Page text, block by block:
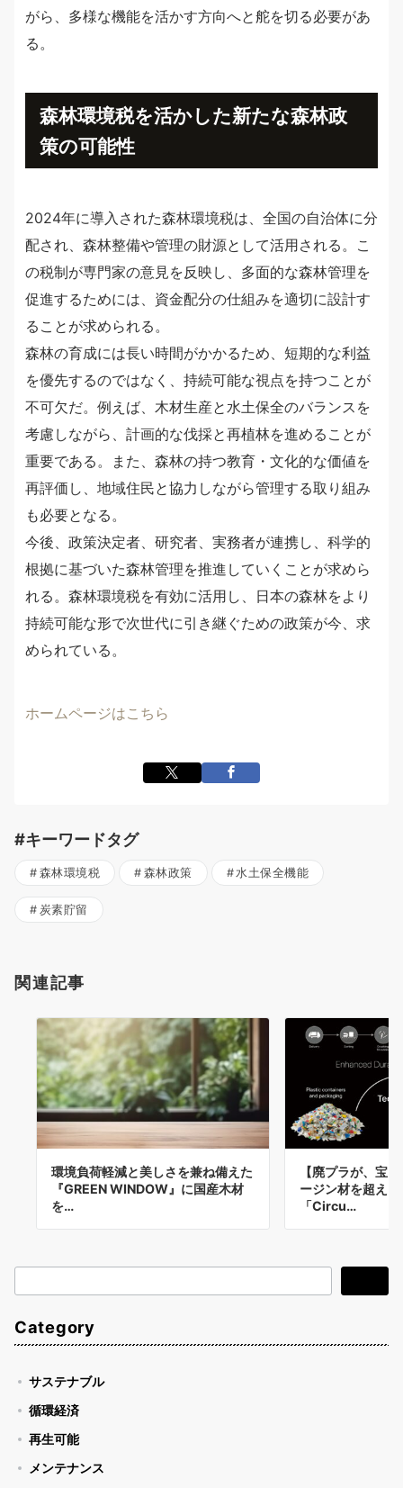
がら、多様な機能を活かす方向へと舵を切る必要があ
る。
森林環境税を活かした新たな森林政
策の可能性
2024年に導入された森林環境税は、全国の自治体に分
配され、森林整備や管理の財源として活用される。こ
の税制が専門家の意見を反映し、多面的な森林管理を
促進するためには、資金配分の仕組みを適切に設計す
ることが求められる。
森林の育成には長い時間がかかるため、短期的な利益
を優先するのではなく、持続可能な視点を持つことが
不可欠だ。例えば、木材生産と水土保全のバランスを
考慮しながら、計画的な伐採と再植林を進めることが
重要である。また、森林の持つ教育・文化的な価値を
再評価し、地域住民と協力しながら管理する取り組み
も必要となる。
今後、政策決定者、研究者、実務者が連携し、科学的
根拠に基づいた森林管理を推進していくことが求めら
れる。森林環境税を有効に活用し、日本の森林をより
持続可能な形で次世代に引き継ぐための政策が今、求
められている。
ホームページはこちら
#キーワードタグ
森林環境税 森林政策 水土保全機能
炭素貯留
関連記事
環境負荷軽減と美しさを兼ね備えた
『GREEN WINDOW』に国産木材
を…
【廃プラが、宝
ージン材を超え
「Circu…
索
Category
サステナブル
循環経済
再生可能
メンテナンス